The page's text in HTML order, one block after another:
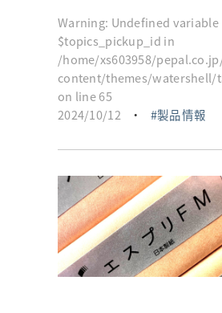
Warning: Undefined variable
$topics_pickup_id in
/home/xs603958/
content/themes/watershell/
on line65
2024/10/12
・ 製品情報